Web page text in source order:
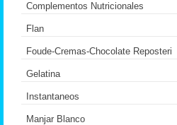
Complementos Nutricionales
Flan
Foude-Cremas-Chocolate Reposteri
Gelatina
Instantaneos
Manjar Blanco